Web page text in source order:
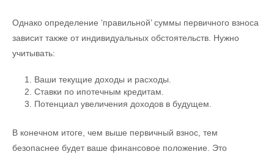
Однако определение ‘правильной’ суммы первичного взноса
зависит также от индивидуальных обстоятельств. Нужно
учитывать:
Ваши текущие доходы и расходы.
Ставки по ипотечным кредитам.
Потенциал увеличения доходов в будущем.
В конечном итоге, чем выше первичный взнос, тем
безопаснее будет ваше финансовое положение. Это